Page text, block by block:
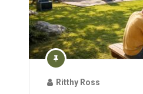
Ritthy Ross